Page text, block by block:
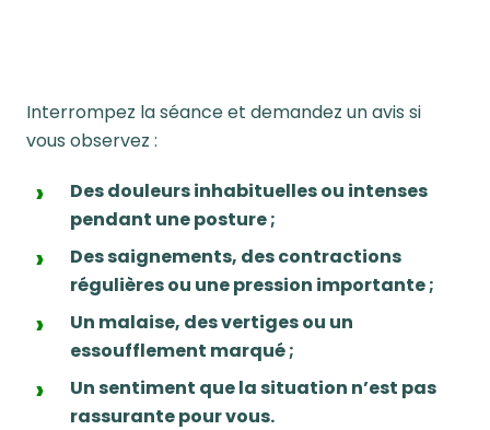
Interrompez la séance et demandez un avis si
vous observez :
Des douleurs inhabituelles ou intenses
pendant une posture ;
Des saignements, des contractions
régulières ou une pression importante ;
Un malaise, des vertiges ou un
essoufflement marqué ;
Un sentiment que la situation n’est pas
rassurante pour vous.